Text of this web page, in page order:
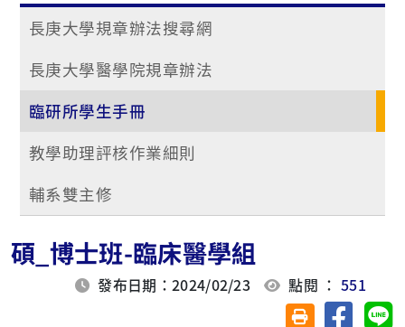
長庚大學規章辦法搜尋網
長庚大學醫學院規章辦法
臨研所學生手冊
教學助理評核作業細則
輔系雙主修
碩_博士班-臨床醫學組
發布日期：2024/02/23 點閱 ：551
友善列印(另開視
分享至